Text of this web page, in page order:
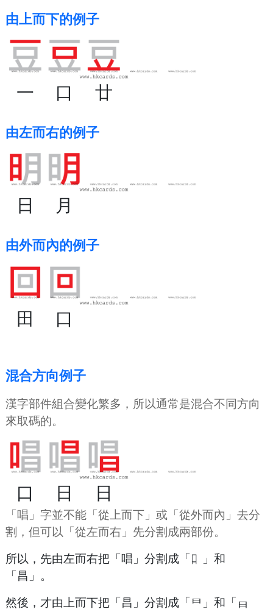
由上而下的例子
一 口 廿
由左而右的例子
日 月
由外而內的例子
田 口
混合方向例子
漢字部件組合變化繁多，所以通常是混合不同方向
來取碼的。
口 日 日
「唱」字並不能「從上而下」或「從外而內」去分
割，但可以「從左而右」先分割成兩部份。
所以，先由左而右把「唱」分割成「口
」和
「昌」。
然後，才由上而下把「昌」分割成「 日 」和「 日